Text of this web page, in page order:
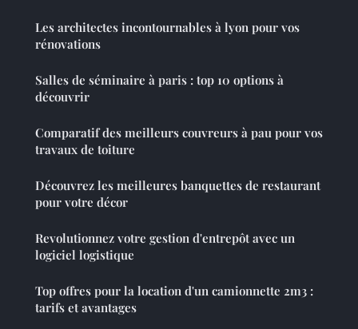
Les architectes incontournables à lyon pour vos
rénovations
Salles de séminaire à paris : top 10 options à
découvrir
Comparatif des meilleurs couvreurs à pau pour vos
travaux de toiture
Découvrez les meilleures banquettes de restaurant
pour votre décor
Revolutionnez votre gestion d'entrepôt avec un
logiciel logistique
Top offres pour la location d'un camionnette 2m3 :
tarifs et avantages